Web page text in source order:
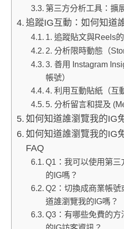
第三方分析工具：擴
追蹤IG互動：如何知道
1. 追蹤貼文與Reels
2. 分析限時動態（
3. 善用 Instagram
帳號）
4. 利用互動貼紙（互
5. 分析留言和提及
如何知道誰瀏覽我的IG
如何知道誰瀏覽我的IG
FAQ
Q1：我可以使用第
的IG嗎？
Q2：切換成商業帳
道誰瀏覽我的IG嗎？
Q3：有哪些免費的